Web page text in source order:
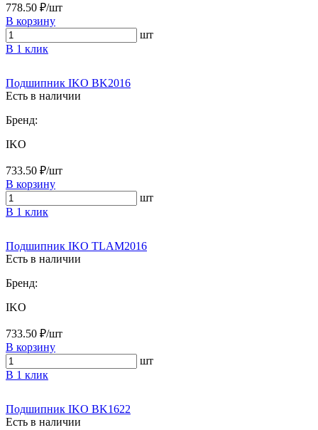
778.50 ₽/шт
В корзину
шт
В 1 клик
Подшипник IKO BK2016
Есть в наличии
Бренд:
IKO
733.50 ₽/шт
В корзину
шт
В 1 клик
Подшипник IKO TLAM2016
Есть в наличии
Бренд:
IKO
733.50 ₽/шт
В корзину
шт
В 1 клик
Подшипник IKO BK1622
Есть в наличии